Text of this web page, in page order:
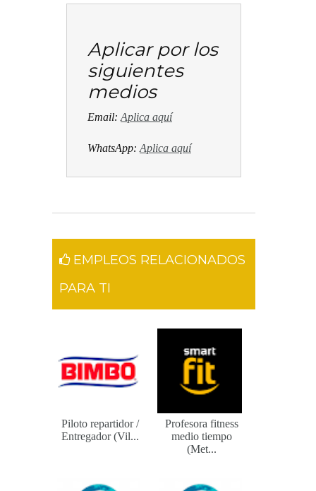
Aplicar por los
siguientes
medios
Email: Aplica aquí
WhatsApp: Aplica aquí
EMPLEOS RELACIONADOS
PARA TI
Piloto repartidor /
Entregador (Vil...
Profesora fitness
medio tiempo
(Met...